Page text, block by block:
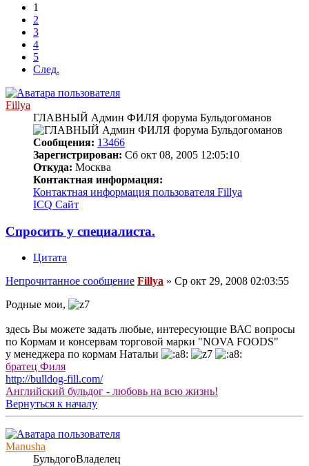
1
2
3
4
5
След.
Fillya
ГЛАВНЫЙ Админ ФИЛЯ форума Бульдогоманов
Сообщения: 13466
Зарегистрирован: Сб окт 08, 2005 12:05:10
Откуда: Москва
Контактная информация:
Контактная информация пользователя Fillya
ICQ Сайт
Спросить у специалиста.
Цитата
Непрочитанное сообщение Fillya » Ср окт 29, 2008 02:03:55
Родные мои,
здесь Вы можете задать любые, интересующие ВАС вопросы
по Кормам и консервам торговой марки "NOVA FOODS"
у менеджера по кормам Натальи
братец Филя
http://bulldog-fill.com/
Английский бульдог - любовь на всю жизнь!
Вернуться к началу
Manusha
БульдогоВладелец